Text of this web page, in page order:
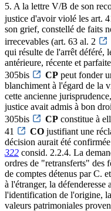
5. A la lettre V/B de son
justice d'avoir violé les art.
son grief, constellé de faits
irrecevables (art. 63 al. 2
qui résulte de l'arrêt déféré,
antérieure, récente et
305bis
CP peut fonder
blanchiment à l'égard de la
cette ancienne
justice avait admis à bon
305bis
CP constitue à
41
CO justifiant une
décision aurait été
322 consid. 2.2.4. La
ordres de "retransferts" des
de comptes détenus par C.
à l'étranger, la
l'identification de l'origine,
valeurs patrimoniales